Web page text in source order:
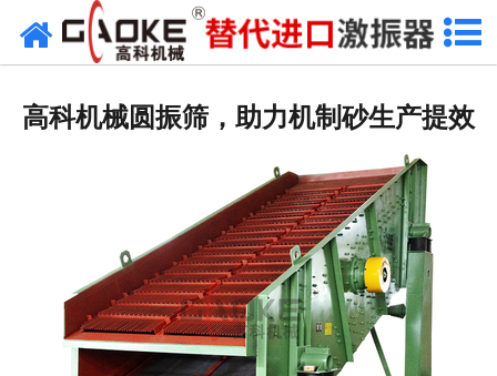
首页
高科服务
新闻资讯
联系高科
高科机械圆振筛，助力机制砂生产提效